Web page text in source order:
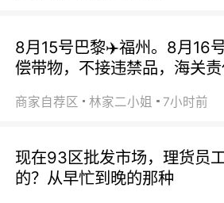
8月15号巴黎✈️福州。8月16
偿带物，不接违禁品，海关
商家自荐区 林家二小姐 7小时前
现在93区批发市场，理货员
的？从早忙到晚的那种